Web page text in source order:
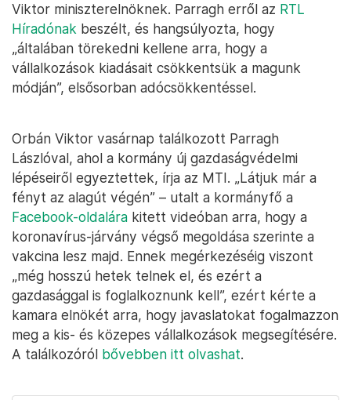
Viktor miniszterelnöknek. Parragh erről az RTL
Híradónak beszélt, és hangsúlyozta, hogy
„általában törekedni kellene arra, hogy a
vállalkozások kiadásait csökkentsük a magunk
módján”, elsősorban adócsökkentéssel.
Orbán Viktor vasárnap találkozott Parragh
Lászlóval, ahol a kormány új gazdaságvédelmi
lépéseiről egyeztettek, írja az MTI. „Látjuk már a
fényt az alagút végén” – utalt a kormányfő a
Facebook-oldalára kitett videóban arra, hogy a
koronavírus-járvány végső megoldása szerinte a
vakcina lesz majd. Ennek megérkezéséig viszont
„még hosszú hetek telnek el, és ezért a
gazdasággal is foglalkoznunk kell”, ezért kérte a
kamara elnökét arra, hogy javaslatokat fogalmazzon
meg a kis- és közepes vállalkozások megsegítésére.
A találkozóról bővebben itt olvashat.